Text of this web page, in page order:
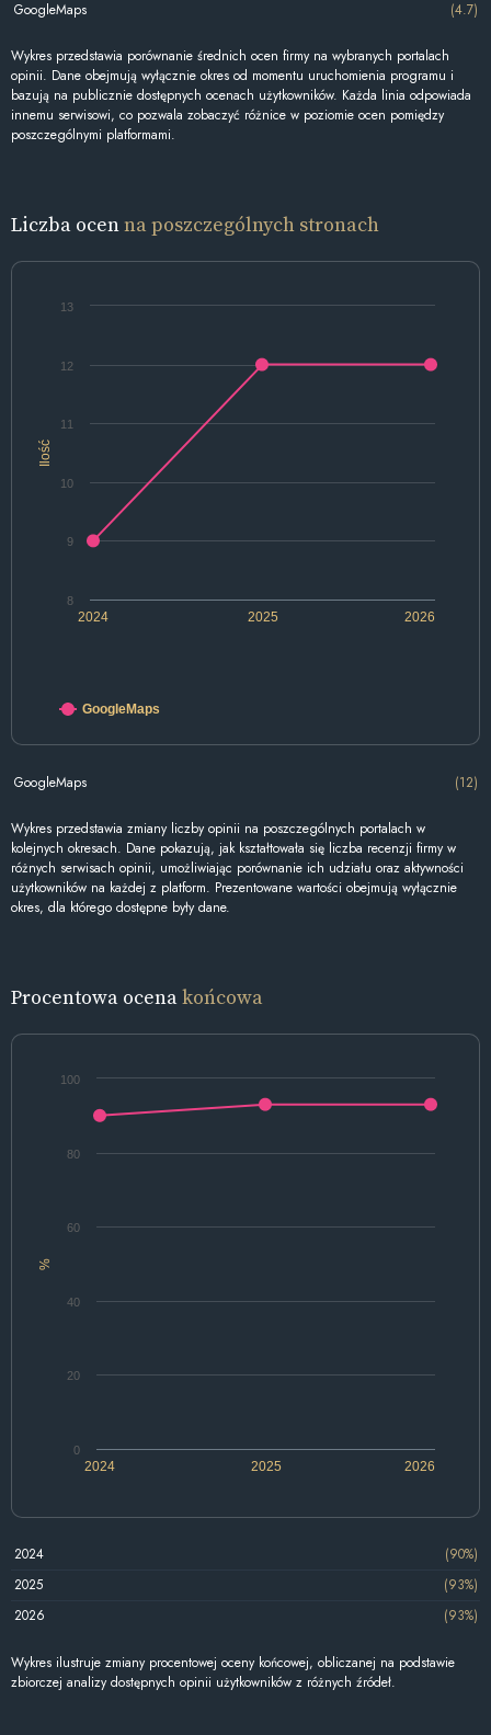
GoogleMaps (4.7)
Wykres przedstawia porównanie średnich ocen firmy na wybranych portalach
opinii. Dane obejmują wyłącznie okres od momentu uruchomienia programu i
bazują na publicznie dostępnych ocenach użytkowników. Każda linia odpowiada
innemu serwisowi, co pozwala zobaczyć różnice w poziomie ocen pomiędzy
poszczególnymi platformami.
Liczba ocenna poszczególnych stronach
Ilość
2024 2025 2026
8
9
10
11
12
13
GoogleMaps
GoogleMaps (12)
Wykres przedstawia zmiany liczby opinii na poszczególnych portalach w
kolejnych okresach. Dane pokazują, jak kształtowała się liczba recenzji firmy w
różnych serwisach opinii, umożliwiając porównanie ich udziału oraz aktywności
użytkowników na każdej z platform. Prezentowane wartości obejmują wyłącznie
okres, dla którego dostępne były dane.
Procentowa ocenakońcowa
%
2024 2025 2026
0
20
40
60
80
100
2024
(90%)
2025
(93%)
2026
(93%)
Wykres ilustruje zmiany procentowej oceny końcowej, obliczanej na podstawie
zbiorczej analizy dostępnych opinii użytkowników z różnych źródeł.